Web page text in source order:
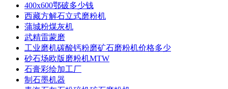
400x600鄂破多少钱
西藏方解石立式磨粉机
蒲城粉煤灰机
武精雷蒙磨
工业磨机碳酸钙粉磨矿石磨粉机价格多少
砂石场欧版磨粉机MTW
石膏彩绘加工厂
制石墨机器